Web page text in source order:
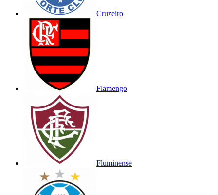
Cruzeiro
Flamengo
Fluminense